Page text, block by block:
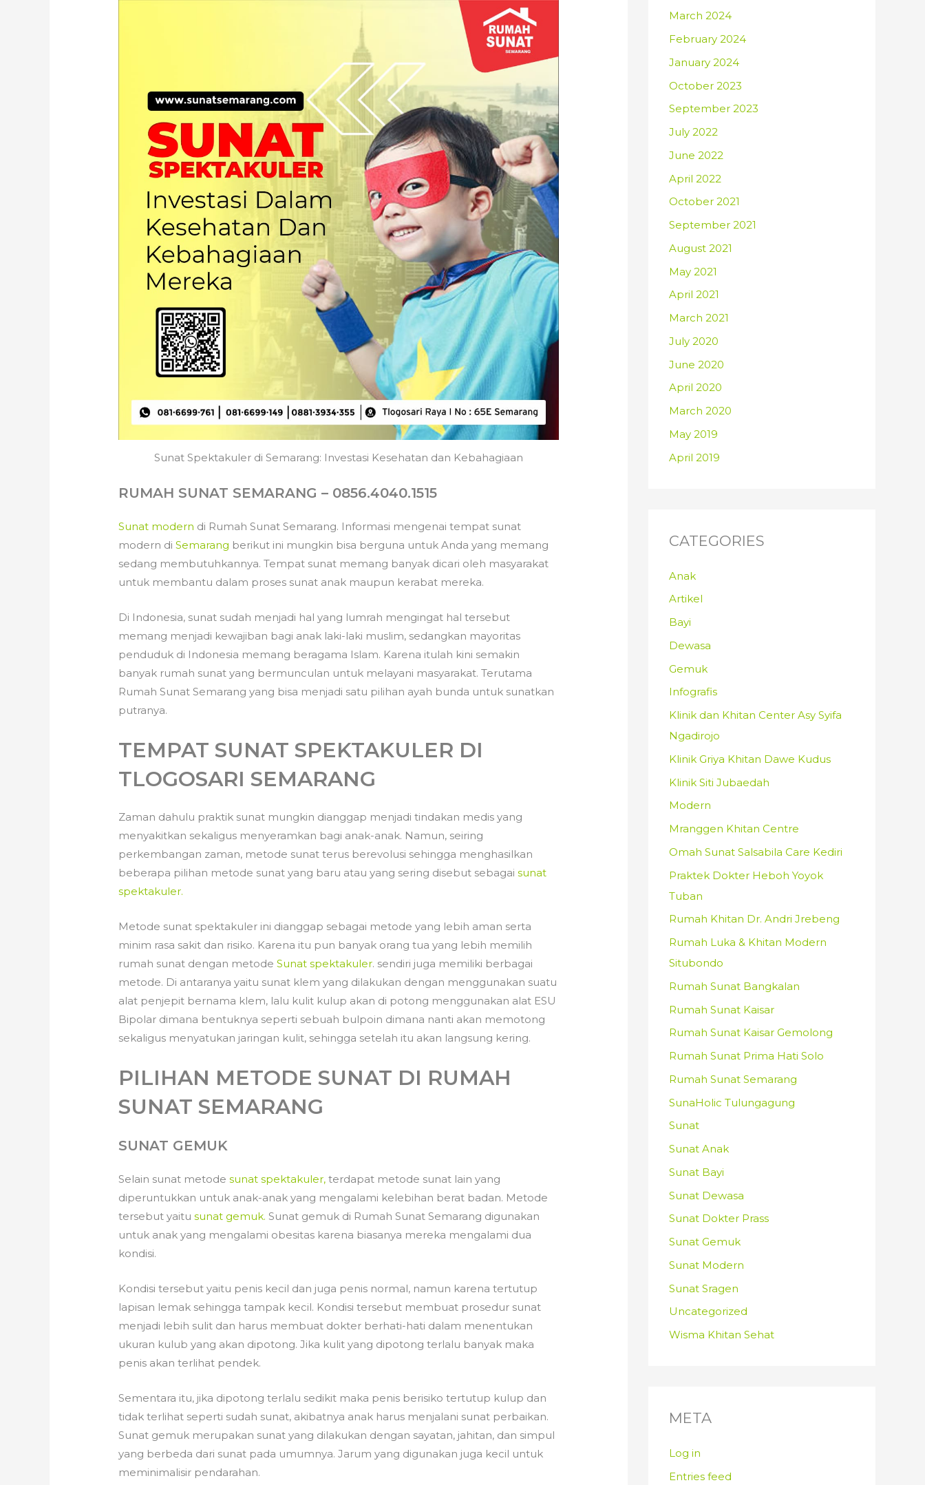
Sunat Spektakuler di Semarang: Investasi Kesehatan dan Kebahagiaan
RUMAH SUNAT SEMARANG – 0856.4040.1515
Sunat modern di Rumah Sunat Semarang. Informasi mengenai tempat sunat
modern diSemarang berikut ini mungkin bisa berguna untuk Anda yang memang
sedang membutuhkannya. Tempat sunat memang banyak dicari oleh masyarakat
untuk membantu dalam proses sunat anak maupun kerabat mereka.
Di Indonesia, sunat sudah menjadi hal yang lumrah mengingat hal tersebut
memang menjadi kewajiban bagi anak laki-laki muslim, sedangkan mayoritas
penduduk di Indonesia memang beragama Islam. Karena itulah kini semakin
banyak rumah sunat yang bermunculan untuk melayani masyarakat. Terutama
Rumah Sunat Semarang yang bisa menjadi satu pilihan ayah bunda untuk sunatkan
putranya.
TEMPAT SUNAT SPEKTAKULER DI
TLOGOSARI SEMARANG
Zaman dahulu praktik sunat mungkin dianggap menjadi tindakan medis yang
menyakitkan sekaligus menyeramkan bagi anak-anak. Namun, seiring
perkembangan zaman, metode sunat terus berevolusi sehingga menghasilkan
beberapa pilihan metode sunat yang baru atau yang sering disebut sebagaisunat
spektakuler.
Metode sunat spektakuler ini dianggap sebagai metode yang lebih aman serta
minim rasa sakit dan risiko. Karena itu pun banyak orang tua yang lebih memilih
rumah sunat dengan metode Sunat spektakuler. sendiri juga memiliki berbagai
metode. Di antaranya yaitu sunat klem yang dilakukan dengan menggunakan suatu
alat penjepit bernama klem, lalu kulit kulup akan di potong menggunakan alat ESU
Bipolar dimana bentuknya seperti sebuah bulpoin dimana nanti akan memotong
sekaligus menyatukan jaringan kulit, sehingga setelah itu akan langsung kering.
PILIHAN METODE SUNAT DI RUMAH
SUNAT SEMARANG
SUNAT GEMUK
Selain sunat metodesunat spektakuler, terdapat metode sunat lain yang
diperuntukkan untuk anak-anak yang mengalami kelebihan berat badan. Metode
tersebut yaitu sunat gemuk. Sunat gemuk di Rumah Sunat Semarang digunakan
untuk anak yang mengalami obesitas karena biasanya mereka mengalami dua
kondisi.
Kondisi tersebut yaitu penis kecil dan juga penis normal, namun karena tertutup
lapisan lemak sehingga tampak kecil. Kondisi tersebut membuat prosedur sunat
menjadi lebih sulit dan harus membuat dokter berhati-hati dalam menentukan
ukuran kulub yang akan dipotong. Jika kulit yang dipotong terlalu banyak maka
penis akan terlihat pendek.
Sementara itu, jika dipotong terlalu sedikit maka penis berisiko tertutup kulup dan
tidak terlihat seperti sudah sunat, akibatnya anak harus menjalani sunat perbaikan.
Sunat gemuk merupakan sunat yang dilakukan dengan sayatan, jahitan, dan simpul
yang berbeda dari sunat pada umumnya. Jarum yang digunakan juga kecil untuk
meminimalisir pendarahan.
March 2024
February 2024
January 2024
October 2023
September 2023
July 2022
June 2022
April 2022
October 2021
September 2021
August 2021
May 2021
April 2021
March 2021
July 2020
June 2020
April 2020
March 2020
May 2019
April 2019
CATEGORIES
Anak
Artikel
Bayi
Dewasa
Gemuk
Infografis
Klinik dan Khitan Center Asy Syifa
Ngadirojo
Klinik Griya Khitan Dawe Kudus
Klinik Siti Jubaedah
Modern
Mranggen Khitan Centre
Omah Sunat Salsabila Care Kediri
Praktek Dokter Heboh Yoyok
Tuban
Rumah Khitan Dr. Andri Jrebeng
Rumah Luka & Khitan Modern
Situbondo
Rumah Sunat Bangkalan
Rumah Sunat Kaisar
Rumah Sunat Kaisar Gemolong
Rumah Sunat Prima Hati Solo
Rumah Sunat Semarang
SunaHolic Tulungagung
Sunat
Sunat Anak
Sunat Bayi
Sunat Dewasa
Sunat Dokter Prass
Sunat Gemuk
Sunat Modern
Sunat Sragen
Uncategorized
Wisma Khitan Sehat
META
Log in
Entries feed